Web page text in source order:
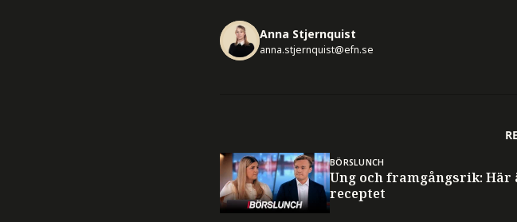
Anna Stjernquist
anna.stjernquist@efn.se
BÖRSLUNCH
Ung och framgångsrik: Här
receptet